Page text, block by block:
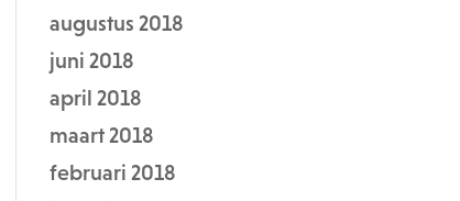
augustus 2018
juni 2018
april 2018
maart 2018
februari 2018